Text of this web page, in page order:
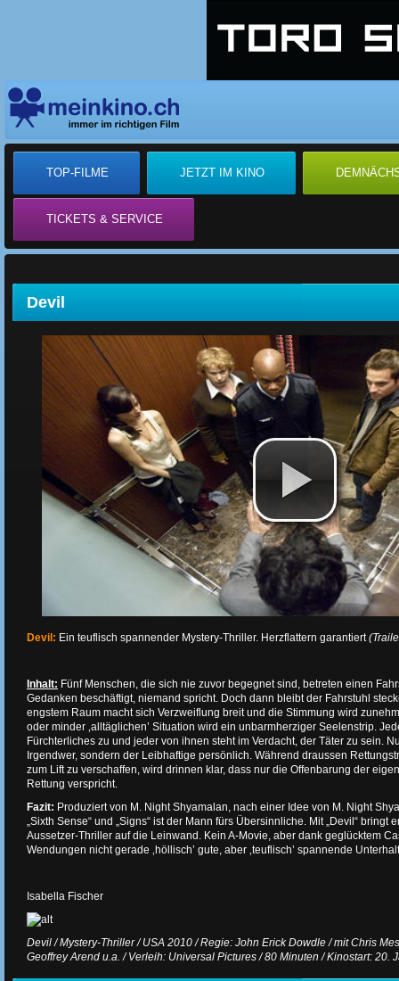
TOP-FILME JETZT IM KINO
TICKETS & SERVICE
Devil
Devil: Ein teuflisch spannender Mystery-Thriller. Herzflattern garantiert
Inhalt: Fünf Menschen, die sich nie zuvor begegnet sind, betreten einen
Gedanken beschäftigt, niemand spricht. Doch dann bleibt der Fahrstuhl
engstem Raum macht sich Verzweiflung breit und die Stimmung wird
oder minder ‚alltäglichen’ Situation wird ein unbarmherziger Seelenstrip.
Fürchterliches zu und jeder von ihnen steht im Verdacht, der Täter zu sein.
Irgendwer, sondern der Leibhaftige persönlich. Während draussen
zum Lift zu verschaffen, wird drinnen klar, dass nur die Offenbarung der
Rettung verspricht.
Fazit: Produziert von M. Night Shyamalan, nach einer Idee von M. Night
„Sixth Sense“ und „Signs“ ist der Mann fürs Übersinnliche. Mit „Devil“ bringt
Aussetzer-Thriller auf die Leinwand. Kein A-Movie, aber dank geglücktem
Wendungen nicht gerade ‚höllisch’ gute, aber ‚teuflisch’ spannende
Isabella Fischer
Devil / Mystery-Thriller / USA 2010 / Regie: John Erick Dowdle / mit Chris
Geoffrey Arend u.a. / Verleih: Universal Pictures / 80 Minuten / Kinostart: 20.